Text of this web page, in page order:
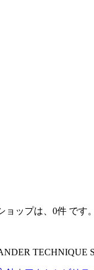
ョップは、0件 です
TECHNIQUE